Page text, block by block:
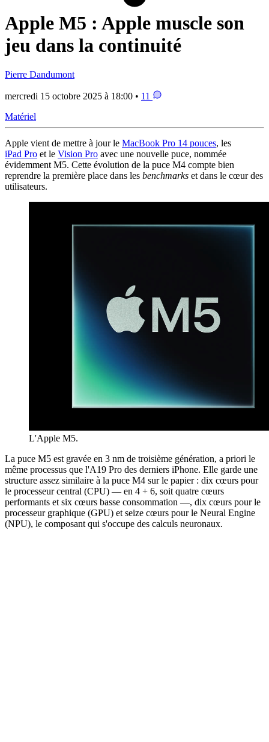
Apple M5 : Apple muscle son
jeu dans la continuité
Pierre Dandumont
mercredi 15 octobre 2025 à 18:00 • 11
Matériel
Apple vient de mettre à jour le MacBook Pro 14 pouces, les
iPad Pro et le Vision Pro avec une nouvelle puce, nommée
évidemment M5. Cette évolution de la puce M4 compte bien
reprendre la première place dans les benchmarks et dans le cœur des
utilisateurs.
L'Apple M5.
La puce M5 est gravée en 3 nm de troisième génération, a priori le
même processus que l'A19 Pro des derniers iPhone. Elle garde une
structure assez similaire à la puce M4 sur le papier : dix cœurs pour
le processeur central (CPU) — en 4 + 6, soit quatre cœurs
performants et six cœurs basse consommation —, dix cœurs pour le
processeur graphique (GPU) et seize cœurs pour le Neural Engine
(NPU), le composant qui s'occupe des calculs neuronaux.